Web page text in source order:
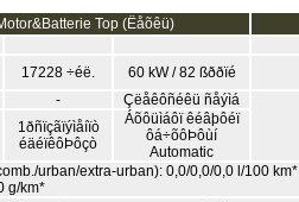
Top (Ëåõêü)
17228 ÷éë. 60 kW / 82 ßððïé
-
Çëåêôñéêü ñåýìá
1ðñïçãïýìåíïò
éäéïêôÞôçò
Áõôüìáôï êéâþôéï
ôá÷õôÞôùí
Automatic
urban/extra-urban): 0,0/0,0/0,0 l/100 km*
g/km*